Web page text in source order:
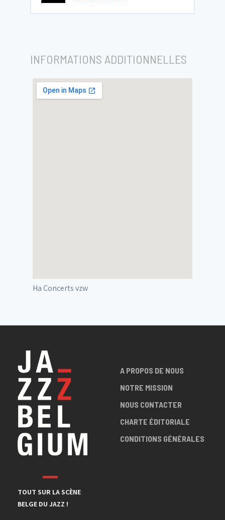
INFORMATIONS ADDITIONNELLES
Ha Concerts vzw
TOUT SUR LA SCÈNE
BELGE DU JAZZ !
A PROPOS DE NOUS
NOTRE MISSION
NOUS CONTACTER
CHARTE ÉDITORIALE
CONDITIONS GÉNÉRALES